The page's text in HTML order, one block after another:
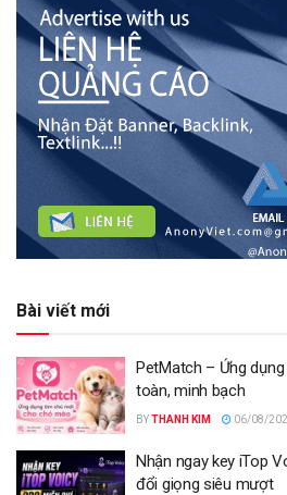
Bài viết mới
PetMatch – Ứng
toàn, minh bạch
BYTHANH KIM 06/08/
Nhận ngay key iTop
đổi giọng siêu mượt